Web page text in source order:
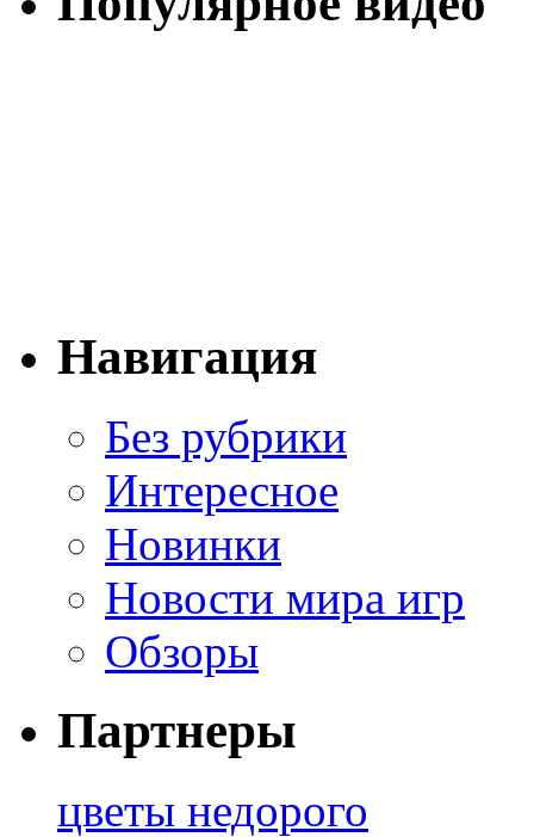
Навигация
Без рубрики
Интересное
Новинки
Новости мира игр
Обзоры
Партнеры
цветы недорого